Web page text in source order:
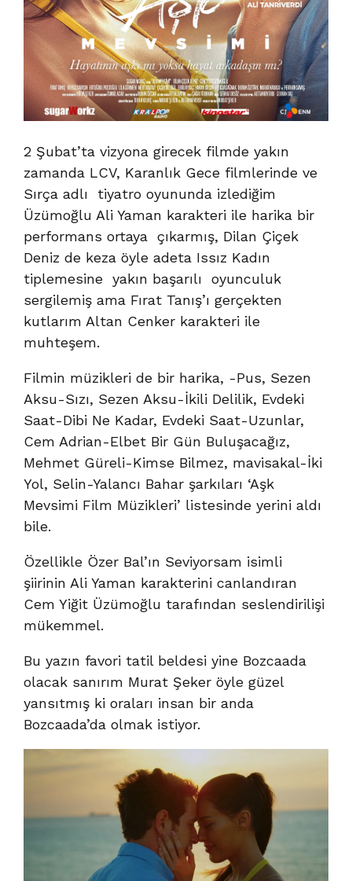
2 Şubat’ta vizyona girecek filmde yakın
zamanda LCV, Karanlık Gece filmlerinde ve
Sırça adlı tiyatro oyununda izlediğim
Üzümoğlu Ali Yaman karakteri ile harika bir
performans ortaya çıkarmış, Dilan Çiçek
Deniz de keza öyle adeta Issız Kadın
tiplemesine yakın başarılı oyunculuk
sergilemiş ama Fırat Tanış’ı gerçekten
kutlarım Altan Cenker karakteri ile
muhteşem.
Filmin müzikleri de bir harika, -Pus, Sezen
Aksu-Sızı, Sezen Aksu-İkili Delilik, Evdeki
Saat-Dibi Ne Kadar, Evdeki Saat-Uzunlar,
Cem Adrian-Elbet Bir Gün Buluşacağız,
Mehmet Güreli-Kimse Bilmez, mavisakal-İki
Yol, Selin-Yalancı Bahar şarkıları ‘Aşk
Mevsimi Film Müzikleri’ listesinde yerini aldı
bile.
Özellikle Özer Bal’ın Seviyorsam isimli
şiirinin Ali Yaman karakterini canlandıran
Cem Yiğit Üzümoğlu tarafından seslendirilişi
mükemmel.
Bu yazın favori tatil beldesi yine Bozcaada
olacak sanırım Murat Şeker öyle güzel
yansıtmış ki oraları insan bir anda
Bozcaada’da olmak istiyor.